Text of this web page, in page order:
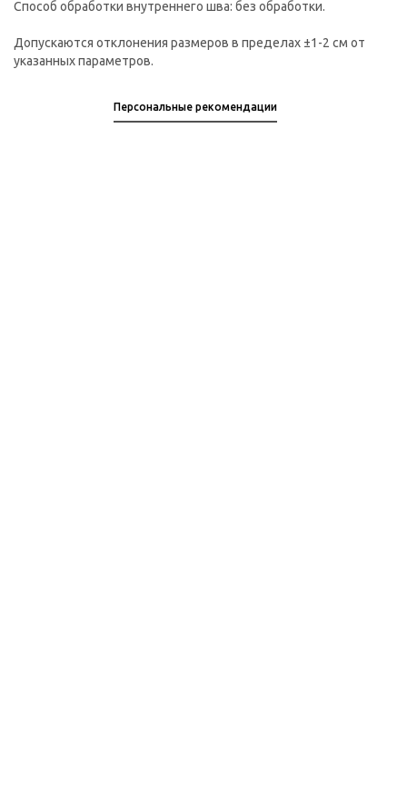
Способ обработки внутреннего шва: без обработки.
Допускаются отклонения размеров в пределах ±1-2 см от
указанных параметров.
Персональные рекомендации